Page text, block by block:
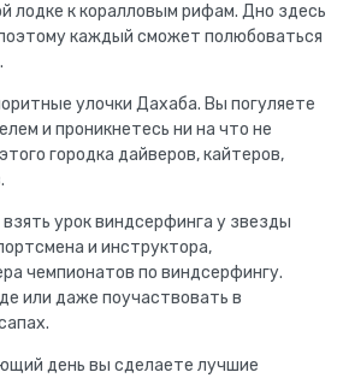
лодке к коралловым рифам. Дно здесь
каждый сможет полюбоваться
улочки Дахаба. Вы погуляете
и проникнетесь ни на что не
городка дайверов, кайтеров,
урок виндсерфинга у звезды
и инструктора,
чемпионатов по виндсерфингу.
или даже поучаствовать в
день вы сделаете лучшие